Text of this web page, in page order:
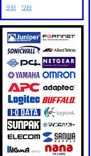
ラ行 ワ行